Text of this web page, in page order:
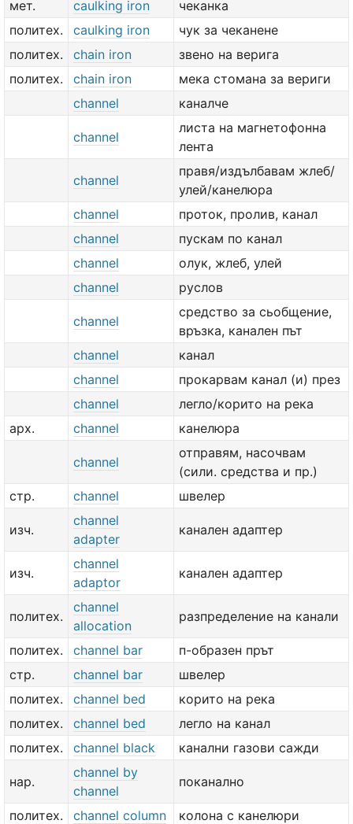
мет. caulking iron
чеканка
политех.
caulking iron
чук за чеканене
политех.
chain iron
звено на верига
политех.
chain iron
мека стомана за вериги
channel
каналче
channel
листа на магнетофонна
лента
channel
правя/издълбавам жлеб/
улей/канелюра
channel
проток, пролив, канал
channel
пускам по канал
channel
олук, жлеб, улей
channel
руслов
channel
средство за сьобщение,
връзка, канален път
channel
канал
channel
прокарвам канал (и) през
channel
легло/корито на река
арх.
channel канелюра
channel
отправям, насочвам
(сили. средства и пр.)
стр.
channel швелер
изч.
channel
adapter
канален адаптер
изч.
channel
adaptor
канален адаптер
политех.
channel
allocation
разпределение на канали
политех. channel bar
п-образен прът
стр.
channel bar
швелер
политех.
channel bed
корито на река
политех.
channel bed
легло на канал
политех.
channel black канални газови сажди
нар.
channel by
channel
поканално
политех. channel column колона с канелюри